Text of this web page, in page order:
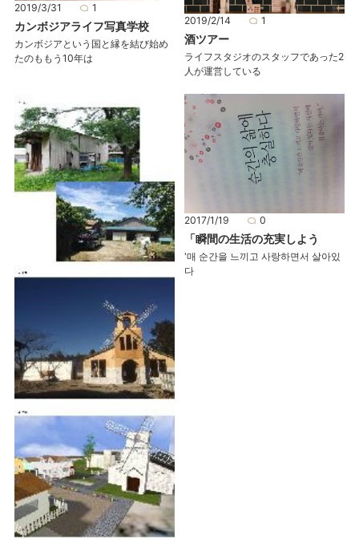
2019/3/31 1
カンボジアライフ写真学校
カンボジアという国と縁を結び始め
たのももう10年は
2019/2/14 1
酒ツアー
ライフスタジオのスタッフであった2
人が運営している
2017/1/19 0
「瞬間の生活の充実しよう
'매 순간을 느끼고 사랑하면서 살아있
다